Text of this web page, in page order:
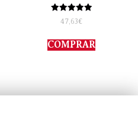
Valorado
con
de 5
47,63€
COMPRAR